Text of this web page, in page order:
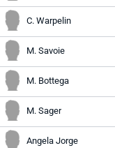
C. Warpelin
M. Savoie
M. Bottega
M. Sager
Angela Jorge